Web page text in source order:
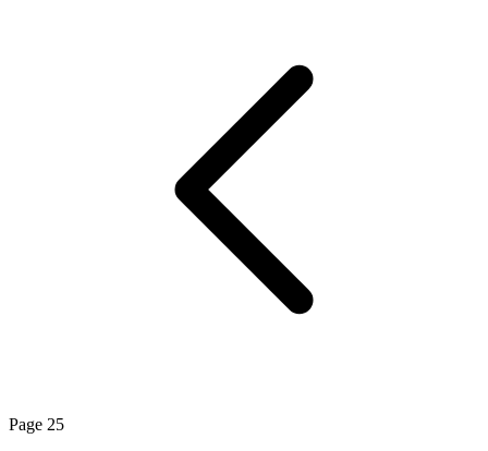
Page 25